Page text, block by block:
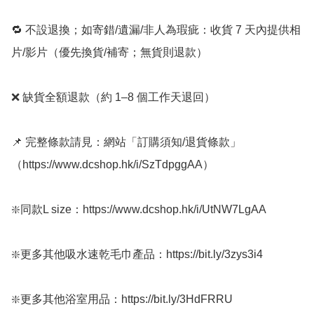
🔁 不設退換；如寄錯/遺漏/非人為瑕疵：收貨 7 天內提供相
片/影片（優先換貨/補寄；無貨則退款）
❌ 缺貨全額退款（約 1–8 個工作天退回）
📌 完整條款請見：網站「訂購須知/退貨條款」
（https://www.dcshop.hk/i/SzTdpggAA）
❇️同款L size：https://www.dcshop.hk/i/UtNW7LgAA
❇️更多其他吸水速乾毛巾產品：https://bit.ly/3zys3i4
❇️更多其他浴室用品：https://bit.ly/3HdFRRU